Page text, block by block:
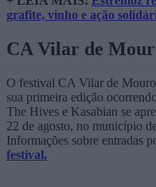
grafite, vinho e ação
CA Vilar de
O festival CA Vilar de
sua primeira edição
The Hives e Kasabian se
22 de agosto, no município
Informações sobre entradas
festival.